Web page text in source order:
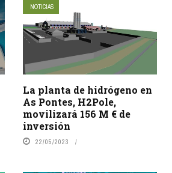
NOTICIAS
La planta de hidrógeno en
As Pontes, H2Pole,
movilizará 156 M € de
inversión
22/05/2023